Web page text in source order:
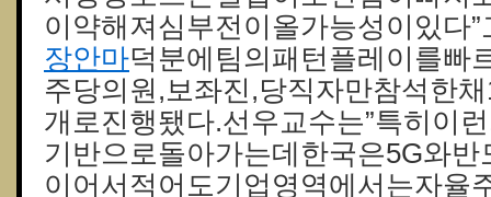
이약해져심부전이올가능성이있다
장안마덕분에팀의패턴플레이를빠
주당의원,보좌진,당직자만참석한
개로진행됐다.선우교수는”특히이
기반으로돌아가는데한국은5G와
이어서적어도기업영역에서는자율